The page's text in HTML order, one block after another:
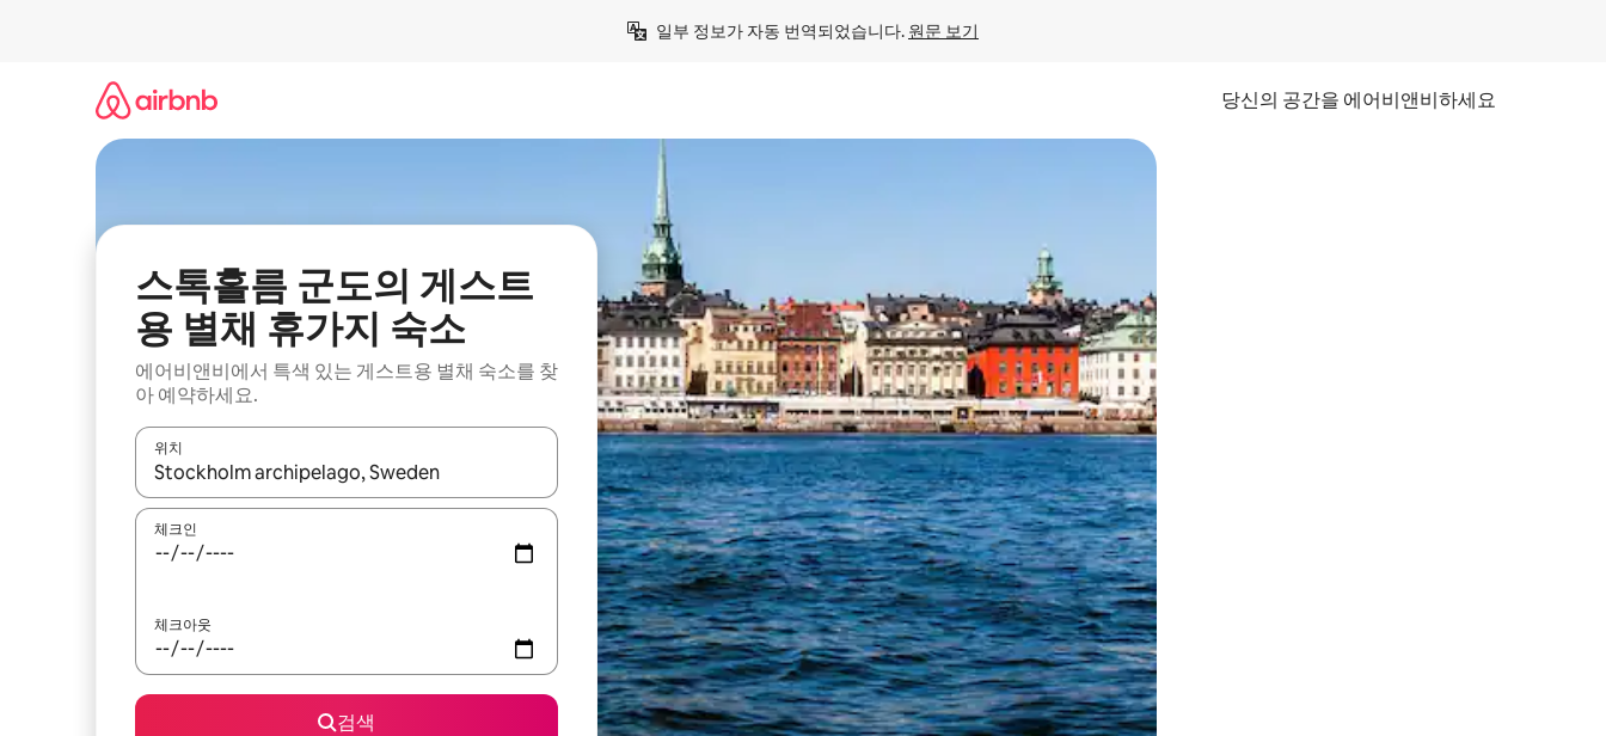
일부 정보가 자동 번역되었습니다. 원문 보기
당신의 공간을 에어비앤비하세요
스톡홀름 군도의 게스트
용 별채 휴가지 숙소
에어비앤비에서 특색 있는 게스트용 별채 숙소를 찾
아 예약하세요.
위치
결과가 나오면 위·아래 화살표 키를 사용하거나 터치 또는 스와이프 동작으로 탐색하세요.
체크인
체크아웃
검색